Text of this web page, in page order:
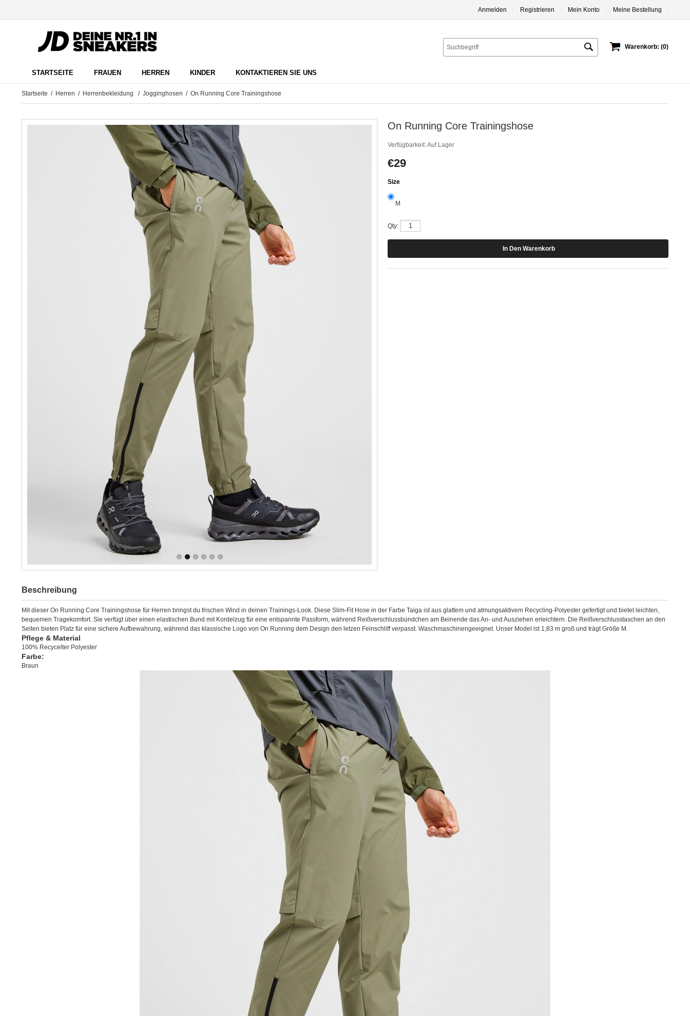
Anmelden Registrieren Mein Konto Meine Bestellung
Warenkorb: (0)
STARTSEITE FRAUEN HERREN KINDER KONTAKTIEREN SIE UNS
Startseite / Herren / Herrenbekleidung / Jogginghosen / On Running Core Trainingshose
On Running Core Trainingshose
Verfügbarkeit:Auf Lager
€29
Size
M
Qty:
Beschreibung
Mit dieser On Running Core Trainingshose für Herren bringst du frischen Wind in deinen Trainings-Look. Diese Slim-Fit Hose in der Farbe Taiga ist aus glattem und atmungsaktivem Recycling-Polyester gefertigt und bietet leichten,
bequemen Tragekomfort. Sie verfügt über einen elastischen Bund mit Kordelzug für eine entspannte Passform, während Reißverschlussbündchen am Beinende das An- und Ausziehen erleichtern. Die Reißverschlusstaschen an den
Seiten bieten Platz für eine sichere Aufbewahrung, während das klassische Logo von On Running dem Design den letzen Feinschliff verpasst. Waschmaschinengeeignet. Unser Model ist 1,83 m groß und trägt Größe M.
Pflege & Material
100% Recycelter Polyester
Farbe:
Braun